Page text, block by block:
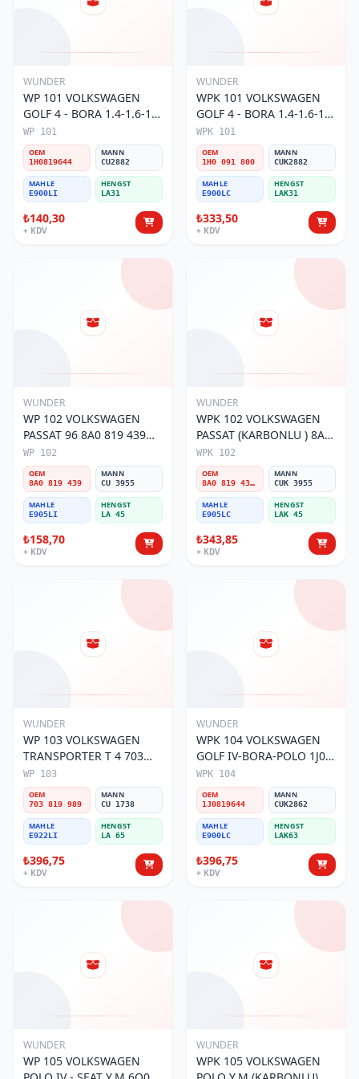
WUNDER
WP 101 VOLKSWAGEN
GOLF 4 - BORA 1.4-1.6-1.8
POLO III 1H0 819 644
Polen Filtresi
WP 101
OEM
1H0819644
MANN
CU2882
MAHLE
E900LI
HENGST
LA31
₺140,30
+ KDV
WUNDER
WPK 101 VOLKSWAGEN
GOLF 4 - BORA 1.4-1.6-1.8
POLO III KARBONLU 1H0
091 800 Polen Filtresi
WPK 101
OEM
1H0 091 800
MANN
CUK2882
MAHLE
E900LC
HENGST
LAK31
₺333,50
+ KDV
WUNDER
WP 102 VOLKSWAGEN
PASSAT 96 8A0 819 439
Polen Filtresi
WP 102
OEM
8A0 819 439
MANN
CU 3955
MAHLE
E905LI
HENGST
LA 45
₺158,70
+ KDV
WUNDER
WPK 102 VOLKSWAGEN
PASSAT (KARBONLU ) 8A0
819 439B Polen Filtresi
WPK 102
OEM
8A0 819 439B
MANN
CUK 3955
MAHLE
E905LC
HENGST
LAK 45
₺343,85
+ KDV
WUNDER
WP 103 VOLKSWAGEN
TRANSPORTER T 4 703
819 989 Polen Filtresi
WP 103
OEM
703 819 989
MANN
CU 1738
MAHLE
E922LI
HENGST
LA 65
₺396,75
+ KDV
WUNDER
WPK 104 VOLKSWAGEN
GOLF IV-BORA-POLO 1J0
819 644 Polen Filtresi
WPK 104
OEM
1J0819644
MANN
CUK2862
MAHLE
E900LC
HENGST
LAK63
₺396,75
+ KDV
WUNDER
WP 105 VOLKSWAGEN
WUNDER
WPK 105 VOLKSWAGEN